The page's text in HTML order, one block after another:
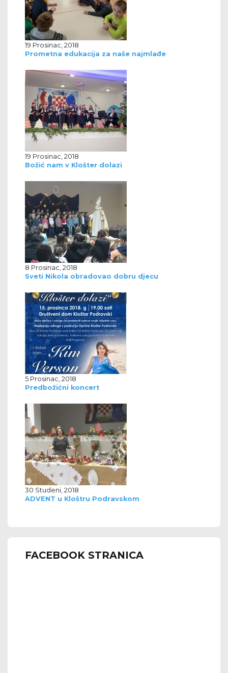
19 Prosinac, 2018
Prometna edukacija za naše najmlađe
19 Prosinac, 2018
Božić nam v Klošter dolazi
8 Prosinac, 2018
Sveti Nikola obradovao dobru djecu
5 Prosinac, 2018
Predbožićni koncert
30 Studeni, 2018
ADVENT u Kloštru Podravskom
FACEBOOK STRANICA